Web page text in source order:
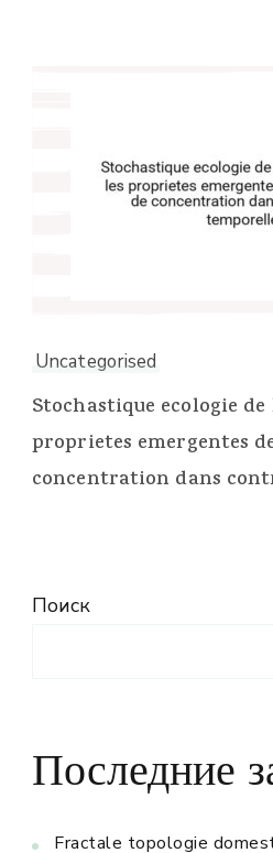
Uncategorised
Stochastique ecologie
proprietes emergentes
concentration dans
Поиск
Последние
Fractale topologie